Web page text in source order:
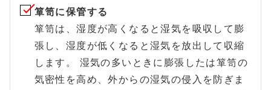
箪笥に保管する
箪笥は、湿度が高くなると湿気を吸収して膨
張し、湿度が低くなると湿気を放出して収縮
します。 湿気の多いときに膨張したは箪笥の
気密性を高め、外からの湿気の侵入を防ぎま